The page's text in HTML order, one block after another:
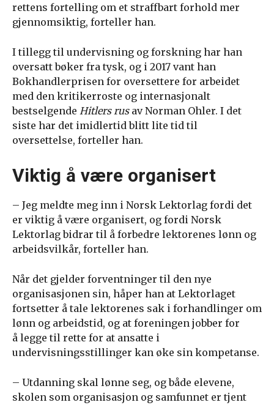
rettens fortelling om et straffbart forhold mer
gjennomsiktig, forteller han.
I tillegg til undervisning og forskning har han
oversatt bøker fra tysk, og i 2017 vant han
Bokhandlerprisen for oversettere for arbeidet
med den kritikerroste og internasjonalt
bestselgende Hitlers rusav Norman Ohler. I det
siste har det imidlertid blitt lite tid til
oversettelse, forteller han.
Viktig å være organisert
– Jeg meldte meg inn i Norsk Lektorlag fordi det
er viktig å være organisert, og fordi Norsk
Lektorlag bidrar til å forbedre lektorenes lønn og
arbeidsvilkår, forteller han.
Når det gjelder forventninger til den nye
organisasjonen sin, håper han at Lektorlaget
fortsetter å tale lektorenes sak i forhandlinger om
lønn og arbeidstid, og at foreningen jobber for
å legge til rette for at ansatte i
undervisningsstillinger kan øke sin kompetanse.
– Utdanning skal lønne seg, og både elevene,
skolen som organisasjon og samfunnet er tjent